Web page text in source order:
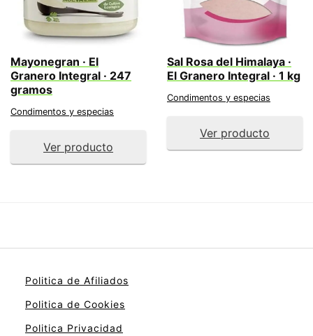
Mayonegran · El
Granero Integral · 247
gramos
Condimentos y especias
Ver producto
Sal Rosa del Himalaya ·
El Granero Integral · 1 kg
Condimentos y especias
Ver producto
Politica de Afiliados
Politica de Cookies
Politica Privacidad